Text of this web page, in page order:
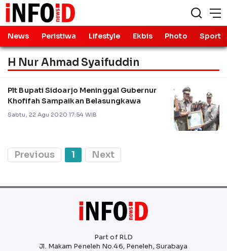
News Peristiwa Lifestyle Ekbis Photo Sport
H Nur Ahmad Syaifuddin
Plt Bupati Sidoarjo Meninggal Gubernur
Khofifah Sampaikan Belasungkawa
Sabtu, 22 Agu 2020 17:54 WIB
Previous 1 Next
Part of RLD
Jl. Makam Peneleh No.46, Peneleh, Surabaya